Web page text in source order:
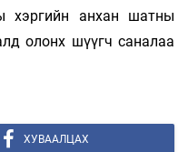
хэргийн анхан шатны
олонх шүүгч саналаа
ХУВААЛЦАХ